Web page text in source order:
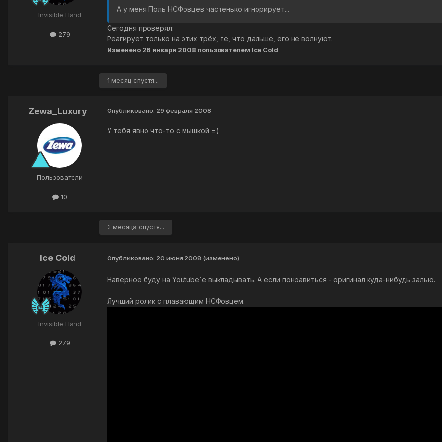
Invisible Hand
279
А у меня Поль НСФовцев частенько игнорирует...
Сегодня проверял:
Реагирует только на этих трёх, те, что дальше, его не волнуют.
Изменено 26 января 2008 пользователем Ice Cold
1 месяц спустя...
Zewa_Luxury
Пользователи
10
Опубликовано: 29 февраля 2008
У тебя явно что-то с мышкой =)
3 месяца спустя...
Ice Cold
Invisible Hand
279
Опубликовано: 20 июня 2008 (изменено)
Наверное буду на Youtube`е выкладывать. А если понравиться - оригинал куда-нибудь залью.
Лучший ролик с плавающим НСФовцем.